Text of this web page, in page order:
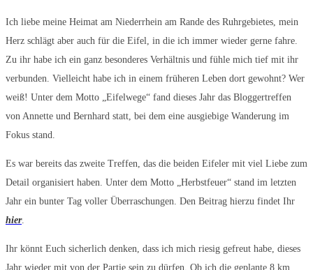
Ich liebe meine Heimat am Niederrhein am Rande des Ruhrgebietes, mein
Herz schlägt aber auch für die Eifel, in die ich immer wieder gerne fahre.
Zu ihr habe ich ein ganz besonderes Verhältnis und fühle mich tief mit ihr
verbunden. Vielleicht habe ich in einem früheren Leben dort gewohnt? Wer
weiß! Unter dem Motto „Eifelwege“ fand dieses Jahr das Bloggertreffen
von Annette und Bernhard statt, bei dem eine ausgiebige Wanderung im
Fokus stand.
Es war bereits das zweite Treffen, das die beiden Eifeler mit viel Liebe zum
Detail organisiert haben. Unter dem Motto „Herbstfeuer“ stand im letzten
Jahr ein bunter Tag voller Überraschungen. Den Beitrag hierzu findet Ihr
hier.
Ihr könnt Euch sicherlich denken, dass ich mich riesig gefreut habe, dieses
Jahr wieder mit von der Partie sein zu dürfen. Ob ich die geplante 8 km